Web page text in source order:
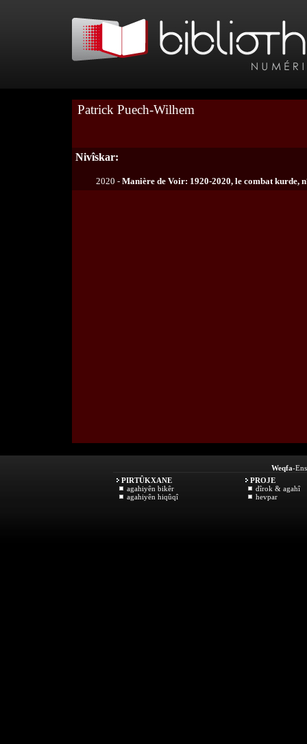
Patrick Puech-Wilhem
Nivîskar:
2020 - Manière de Voir: 1920-2020, le combat kurde,
Weqfa-
PIRTÛKXANE
agahiyên bikêr
agahiyên hiqûqî
PROJE
dîrok & agahî
hevpar